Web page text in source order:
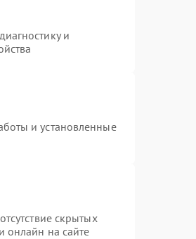
и
и установленные
скрытых
онлайн на сайте